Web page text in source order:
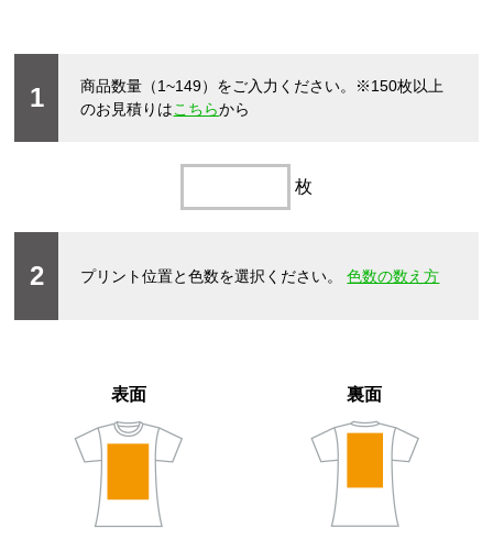
1 商品数量（1~149）をご入力ください。 ※150枚以上
のお見積りはこちらから
枚
2 プリント位置と色数を選択ください。色数の数え方
表面 裏面